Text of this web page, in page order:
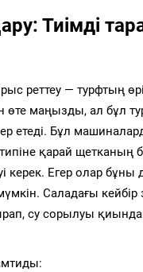
Тиімді
реттеу — турфтың
өте маңызды, ал бұл
етеді. Бұл
қарай щетканың
керек. Егер олар
Саладағы
су сорылуы